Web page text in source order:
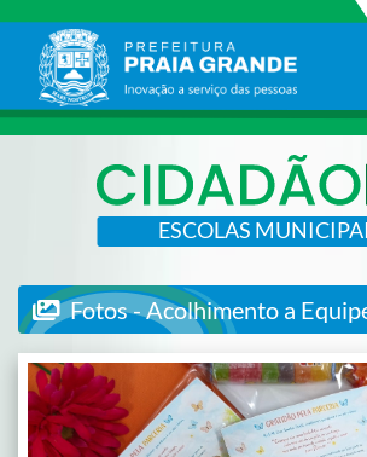
ESCOLAS
Fotos - Acolhimento a